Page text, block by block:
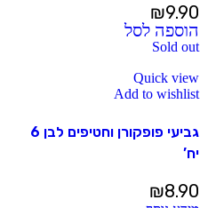
₪9.90
הוספה לסל
Sold out
Quick view
Add to wishlist
גביעי פופקורן וחטיפים לבן 6
יח’
₪8.90